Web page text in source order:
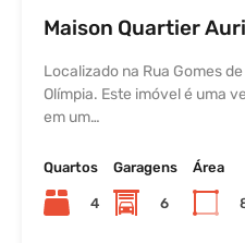
Maison Quartier Auri
Localizado na Rua Gomes
Olímpia. Este imóvel é uma
em um…
Quartos
4
Garagens
6
Área